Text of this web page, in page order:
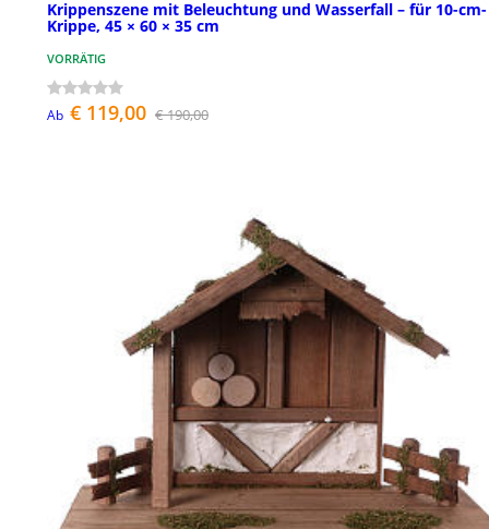
Krippenszene mit Beleuchtung und Wasserfall – für 10-cm-
Krippe, 45 × 60 × 35 cm
VORRÄTIG
Ab € 119,00 € 190,00